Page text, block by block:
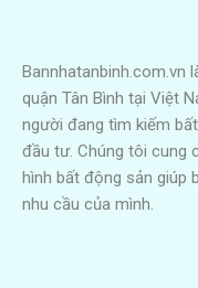
Bannhatanbinh.com.vn
quận Tân Bình tại Việt
người đang tìm kiếm
đầu tư. Chúng tôi cung
hình bất động sản giúp
nhu cầu của mình.